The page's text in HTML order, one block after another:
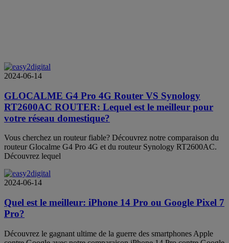
2024-06-14
GLOCALME G4 Pro 4G Router VS Synology
RT2600AC ROUTER: Lequel est le meilleur pour
votre réseau domestique?
Vous cherchez un routeur fiable? Découvrez notre comparaison du
routeur Glocalme G4 Pro 4G et du routeur Synology RT2600AC.
Découvrez lequel
2024-06-14
Quel est le meilleur: iPhone 14 Pro ou Google Pixel 7
Pro?
Découvrez le gagnant ultime de la guerre des smartphones Apple